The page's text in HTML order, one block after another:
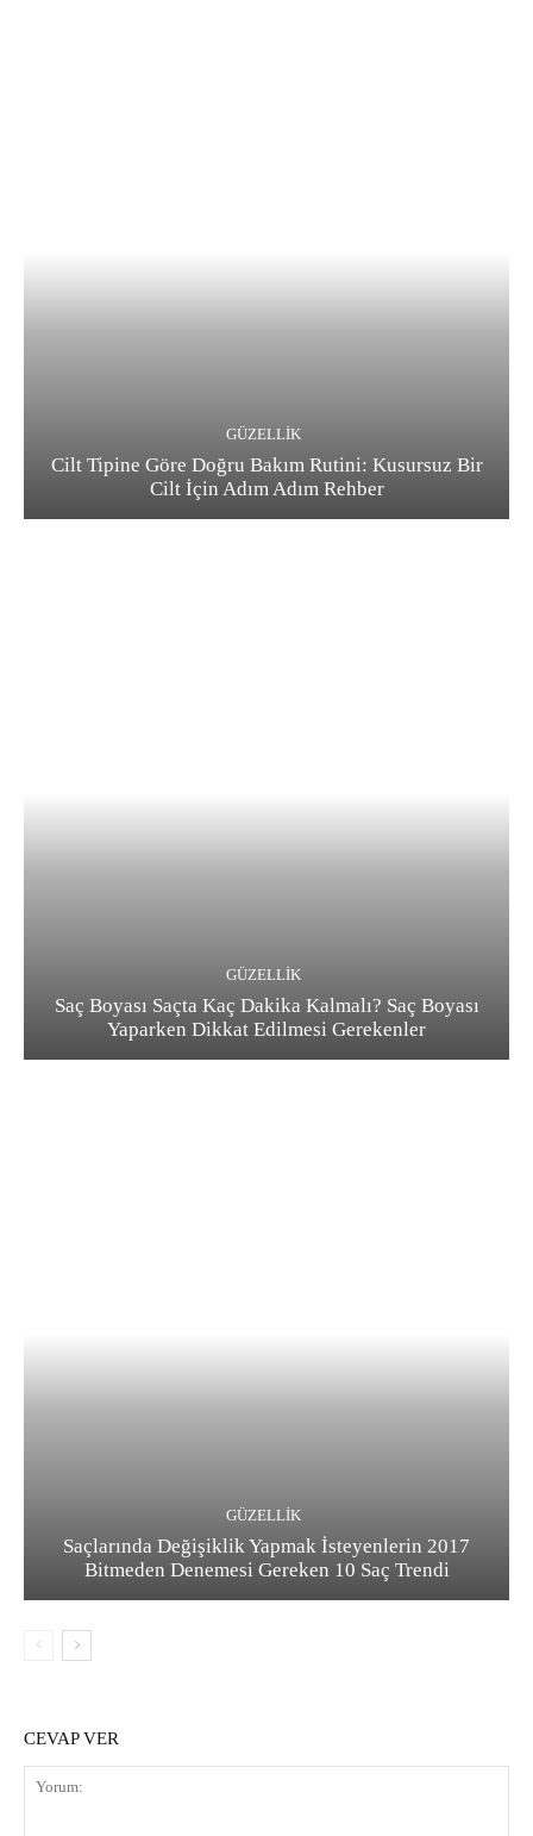
GÜZELLIK
Cilt Tipine Göre Doğru Bakım Rutini: Kusursuz Bir
Cilt İçin Adım Adım Rehber
GÜZELLIK
Saç Boyası Saçta Kaç Dakika Kalmalı? Saç Boyası
Yaparken Dikkat Edilmesi Gerekenler
GÜZELLIK
Saçlarında Değişiklik Yapmak İsteyenlerin 2017
Bitmeden Denemesi Gereken 10 Saç Trendi
CEVAP VER